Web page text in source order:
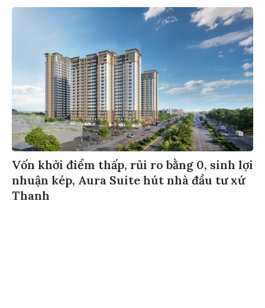
Vốn khởi điểm thấp, rủi ro bằng 0, sinh lợi
nhuận kép, Aura Suite hút nhà đầu tư xứ
Thanh